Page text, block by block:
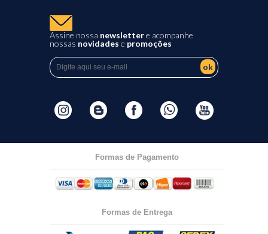
Assine nossa newslettere acompanhe
nossas novidades e promoções
ok
Formas de Pagamento
Formas de Entrega